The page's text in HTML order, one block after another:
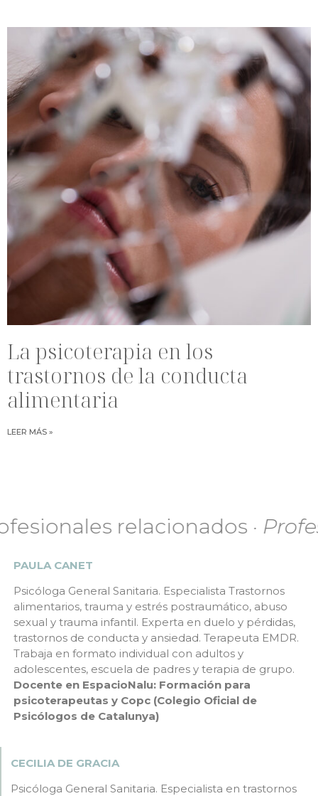
La psicoterapia en los
trastornos de la conducta
alimentaria
LEER MÁS »
relacionados·
PAULA CANET
Psicóloga General Sanitaria. Especialista Trastornos
alimentarios, trauma y estrés postraumático, abuso
sexual y trauma infantil. Experta en duelo y pérdidas,
trastornos de conducta y ansiedad. Terapeuta EMDR.
Trabaja en formato individual con adultos y
adolescentes, escuela de padres y terapia de grupo.
Docente en EspacioNalu: Formación para
psicoterapeutas y Copc (Colegio Oficial de
Psicólogos de Catalunya)
CECILIA DE GRACIA
Psicóloga General Sanitaria. Especialista en trastornos